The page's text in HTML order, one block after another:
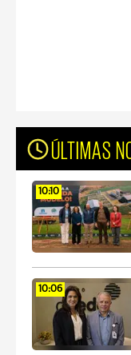
ÚLTIMAS
10:10
10:06